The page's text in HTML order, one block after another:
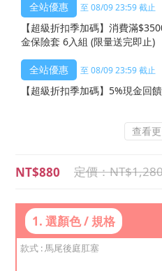
至 08/09 23:59 截止
【超級折扣季加碼】消費滿
金保險套 6入組 (限量送完即止)
至 08/09 23:59 截止
【超級折扣季加碼】5%現金回
查看
NT$880
1. 選顏色 / 規格
款式 : 馬尾後庭肛塞